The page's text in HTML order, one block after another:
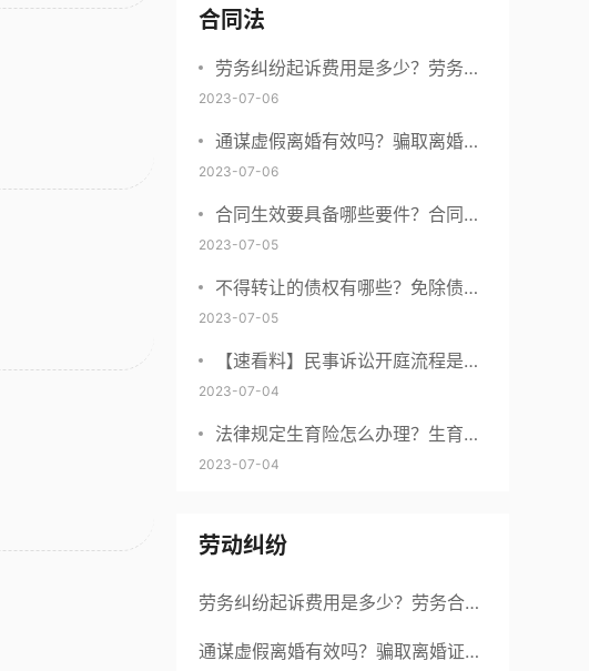
吗？ 焦点短讯
合同法
劳务纠纷起诉费用是多少？劳务合
同纠纷的诉讼费由谁承担？
2023-07-06
通谋虚假离婚有效吗？骗取离婚证
是违法行为吗？
2023-07-06
合同生效要具备哪些要件？合同什
么时候生效？|世界聚看点
2023-07-05
不得转让的债权有哪些？免除债务
权的含义是什么？ 世界今日讯
2023-07-05
【速看料】民事诉讼开庭流程是什
么？民事开庭后多久下判决书？
2023-07-04
法律规定生育险怎么办理？生育险
办理流程有哪些？-观焦点
2023-07-04
劳动纠纷
劳务纠纷起诉费用是多少？劳务合同
纠纷的诉讼费由谁承担？
通谋虚假离婚有效吗？骗取离婚证是